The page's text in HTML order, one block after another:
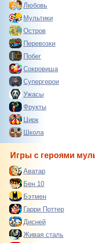
Любовь
Мультики
Остров
Перевозки
Побег
Сокровища
Супергерои
Ужасы
Фрукты
Цирк
Школа
Игры с героями
Аватар
Бен 10
Бэтмен
Гарри Поттер
Дисней
Живая сталь